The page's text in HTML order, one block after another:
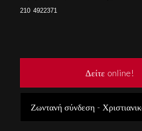
210 4922371
Δείτε online!
Ζωντανή σύνδεση -